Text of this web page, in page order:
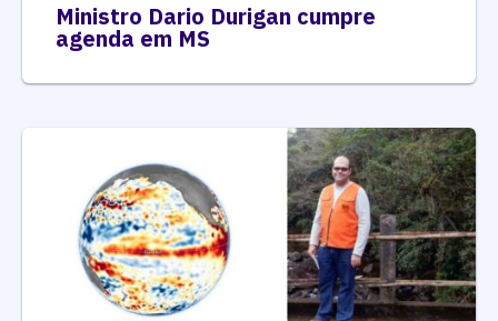
Ministro Dario Durigan cumpre
agenda em MS